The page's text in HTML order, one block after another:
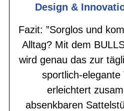
Design &
Fazit: ”Sorglos und
Alltag? Mit dem
wird genau das zur
sportlich-elegante
erleichtert
absenkbaren